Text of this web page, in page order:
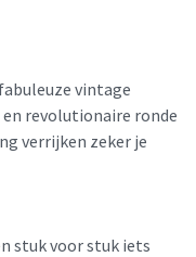
vintage
revolutionaire ronde
verrijken zeker je
stuk voor stuk iets